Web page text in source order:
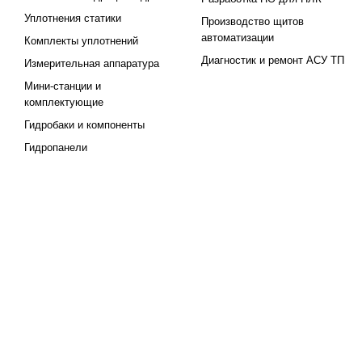
Уплотнения статики
Комплекты уплотнений
Измерительная аппаратура
Мини-станции и
комплектующие
Гидробаки и компоненты
Гидропанели
Производство щитов
автоматизации
Диагностик и ремонт АСУ ТП